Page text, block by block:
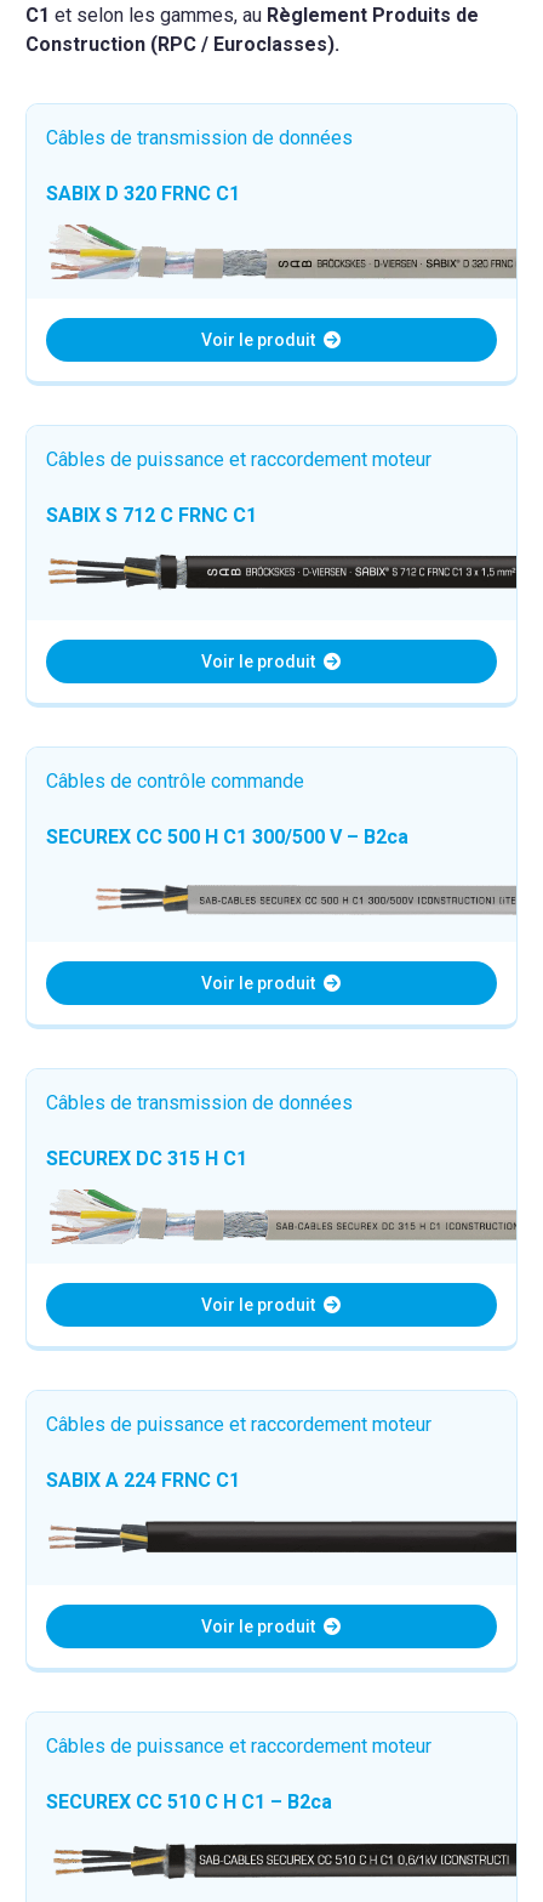
C1 et selon les gammes, auRèglement Produits de
Construction (RPC / Euroclasses).
Câbles de transmission de données
SABIX D 320 FRNC C1
Voir le produit
Câbles de puissance et raccordement moteur
SABIX S 712 C FRNC C1
Voir le produit
Câbles de contrôle commande
SECUREX CC 500 H C1 300/500 V – B2ca
Voir le produit
Câbles de transmission de données
SECUREX DC 315 H C1
Voir le produit
Câbles de puissance et raccordement moteur
SABIX A 224 FRNC C1
Voir le produit
Câbles de puissance et raccordement moteur
SECUREX CC 510 C H C1 – B2ca